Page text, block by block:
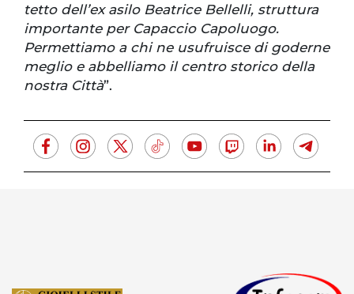
tetto dell’ex asilo Beatrice Bellelli, struttura
importante per Capaccio Capoluogo.
Permettiamo a chi ne usufruisce di goderne
meglio e abbelliamo il centro storico della
nostra Città”.